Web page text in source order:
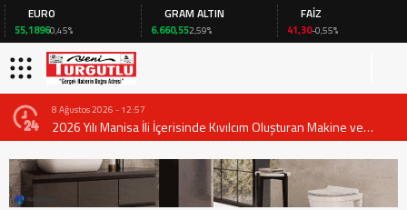
EURO
55,18960,45%
GRAM ALTIN
6.660,552,59%
FAİZ
41,30-0,55%
8 Ağustos 2026 - 12:57
2026 Yılı Manisa İli İçerisinde Kıvılcım Oluşturan Makine ve
Ekipmanların Kullanımında Alınması Gereken Tedbirlere İlişkin
Valilik Genel Emri